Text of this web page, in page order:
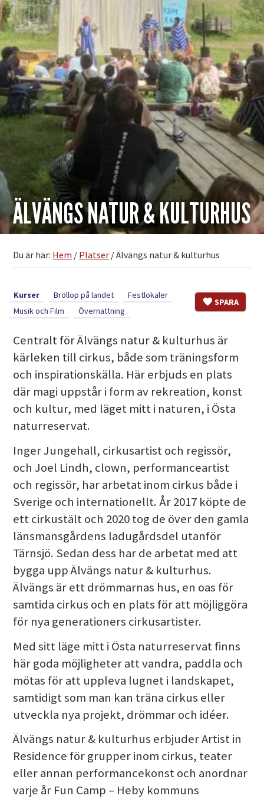
ÄLVÄNGS NATUR & KULTURHUS
Du är här: Hem / Platser /Älvängs natur & kulturhus
SPARA
Kurser Bröllop på landet
Festlokaler
Musik och Film
Övernattning
Centralt för Älvängs natur & kulturhus är
kärleken till cirkus, både som träningsform
och inspirationskälla. Här erbjuds en plats
där magi uppstår i form av rekreation, konst
och kultur, med läget mitt i naturen, i Östa
naturreservat.
Inger Jungehall, cirkusartist och regissör,
och Joel Lindh, clown, performanceartist
och regissör, har arbetat inom cirkus både i
Sverige och internationellt. År 2017 köpte de
ett cirkustält och 2020 tog de över den gamla
länsmansgårdens ladugårdsdel utanför
Tärnsjö. Sedan dess har de arbetat med att
bygga upp Älvängs natur & kulturhus.
Älvängs är ett drömmarnas hus, en oas för
samtida cirkus och en plats för att möjliggöra
för nya generationers cirkusartister.
Med sitt läge mitt i Östa naturreservat finns
här goda möjligheter att vandra, paddla och
mötas för att uppleva lugnet i landskapet,
samtidigt som man kan träna cirkus eller
utveckla nya projekt, drömmar och idéer.
Älvängs natur & kulturhus erbjuder Artist in
Residence för grupper inom cirkus, teater
eller annan performancekonst och anordnar
varje år Fun Camp – Heby kommuns